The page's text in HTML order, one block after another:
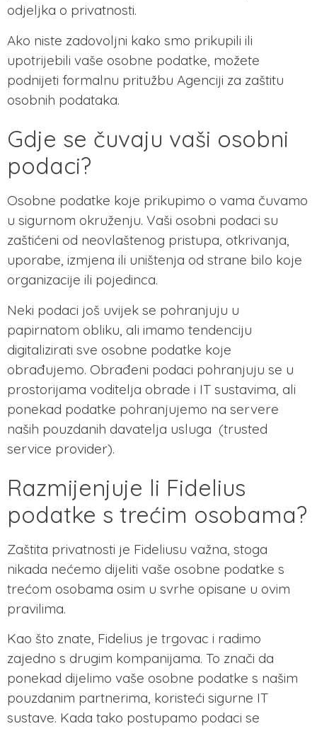
odjeljka o privatnosti.
Ako niste zadovoljni kako smo prikupili ili
upotrijebili vaše osobne podatke, možete
podnijeti formalnu pritužbu Agenciji za zaštitu
osobnih podataka.
Gdje se čuvaju vaši osobni
podaci?
Osobne podatke koje prikupimo o vama čuvamo
u sigurnom okruženju. Vaši osobni podaci su
zaštićeni od neovlaštenog pristupa, otkrivanja,
uporabe, izmjena ili uništenja od strane bilo koje
organizacije ili pojedinca.
Neki podaci još uvijek se pohranjuju u
papirnatom obliku, ali imamo tendenciju
digitalizirati sve osobne podatke koje
obrađujemo. Obrađeni podaci pohranjuju se u
prostorijama voditelja obrade i IT sustavima, ali
ponekad podatke pohranjujemo na servere
naših pouzdanih davatelja usluga (trusted
service provider).
Razmijenjuje li Fidelius
podatke s trećim osobama?
Zaštita privatnosti je Fideliusu važna, stoga
nikada nećemo dijeliti vaše osobne podatke s
trećom osobama osim u svrhe opisane u ovim
pravilima.
Kao što znate, Fidelius je trgovac i radimo
zajedno s drugim kompanijama. To znači da
ponekad dijelimo vaše osobne podatke s našim
pouzdanim partnerima, koristeći sigurne IT
sustave. Kada tako postupamo podaci se